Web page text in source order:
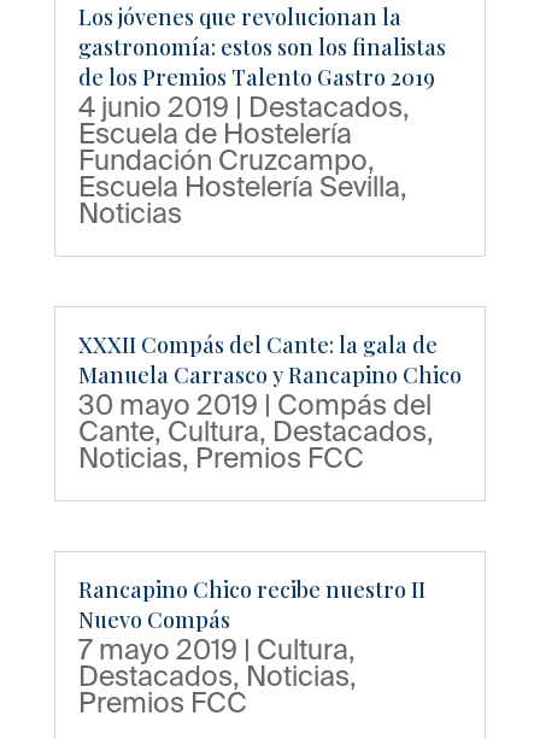
Los jóvenes que revolucionan la
gastronomía: estos son los finalistas
de los Premios Talento Gastro 2019
4 junio 2019 | Destacados,
Escuela de Hostelería
Fundación Cruzcampo,
Escuela Hostelería Sevilla,
Noticias
XXXII Compás del Cante: la gala de
Manuela Carrasco y Rancapino Chico
30 mayo 2019 | Compás del
Cante,Cultura, Destacados,
Noticias, Premios FCC
Rancapino Chico recibe nuestro II
Nuevo Compás
7 mayo 2019 | Cultura,
Destacados, Noticias,
Premios FCC